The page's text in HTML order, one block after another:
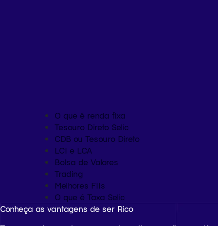
O que é renda fixa
Tesouro Direto Selic
CDB ou Tesouro Direto
LCI e LCA
Bolsa de Valores
Trading
Melhores FIIs
O que é Taxa Selic
Conheça as vantagens de ser Rico